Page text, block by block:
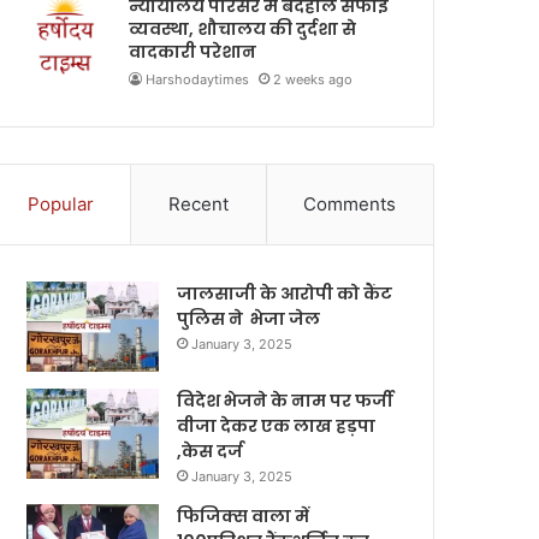
न्यायालय परिसर में बदहाल सफाई
व्यवस्था, शौचालय की दुर्दशा से
वादकारी परेशान
Harshodaytimes 2 weeks ago
Popular Recent Comments
जालसाजी के आरोपी को कैंट
पुलिस ने भेजा जेल
January 3, 2025
विदेश भेजने के नाम पर फर्जी
वीजा देकर एक लाख हड़पा
,केस दर्ज
January 3, 2025
फिजिक्स वाला में